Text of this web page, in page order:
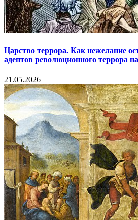
Царство террора. Как нежелание
адептов революционного террора
21.05.2026